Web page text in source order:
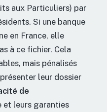
aux Particuliers) par
Si une banque
en France, elle
à ce fichier. Cela
mais pénalisés
leur dossier
de
et leurs garanties